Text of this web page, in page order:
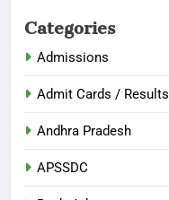
Categories
Admissions
Admit Cards / Results
Andhra Pradesh
APSSDC